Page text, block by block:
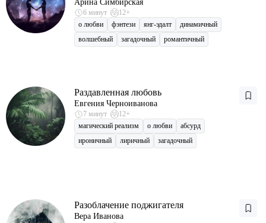
Арина Симбирская
6 минут
12+
о любви
фэнтези янг-эдалт
динамичный
волшебный
загадочный романтичный
Раздавленная любовь
Евгения Черноиванова
7 минут
12+
магический реализм
о любви
абсурд
ироничный
лиричный загадочный
Разоблачение поджигателя
Вера Иванова